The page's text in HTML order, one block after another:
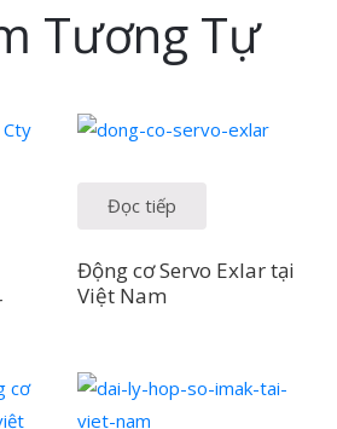
Tương Tự
Đọc tiếp
Động cơ Servo Exlar tại
Việt Nam